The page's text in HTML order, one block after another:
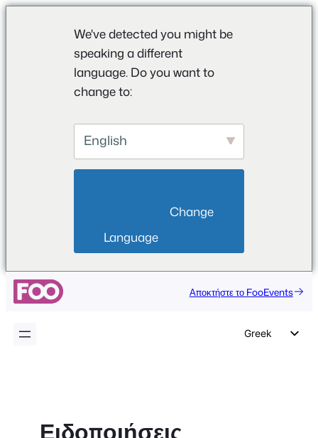
We've detected you might be
speaking a different
language. Do you want to
change to:
English
Language
Μετάβαση
Αποκτήστε το FooEvents
Greek
Ειδοποιήσεις